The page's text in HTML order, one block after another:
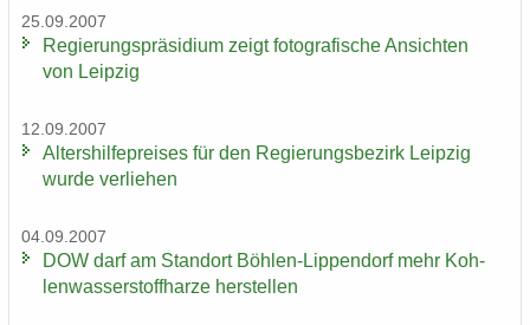
25.09.2007
Re­gie­rungs­prä­si­di­um zeigt fo­to­gra­fi­sche An­sich­ten
von Leip­zig
12.09.2007
Al­ters­hil­fe­prei­ses für den Re­gie­rungs­be­zirk Leip­zig
wurde ver­lie­hen
04.09.2007
DOW darf am Stand­ort Böhlen-​Lippendorf mehr Koh­
len­was­ser­stoff­har­ze her­stel­len